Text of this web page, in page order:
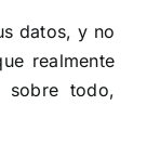
datos, y no
realmente
sobre todo,